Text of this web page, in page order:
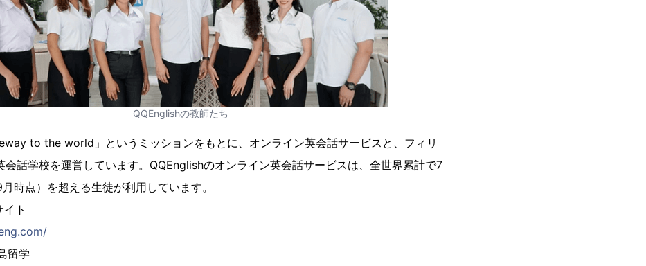
QQEnglishの教師たち
to the world」というミッションをもとに、オンライン英会話サービスと、フィリ
会話学校を運営しています。QQEnglishのオンライン英会話サービスは、全世界累計で7
時点）を超える生徒が利用しています。
ト
留学